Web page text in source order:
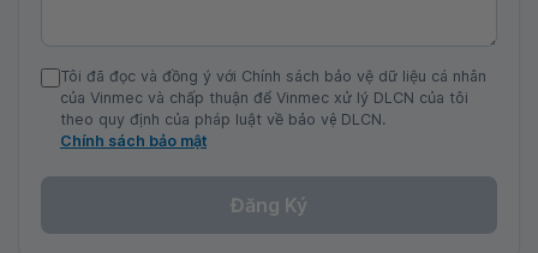
Tôi đã đọc và đồng ý với Chính sách bảo vệ dữ liệu cá nhân
của Vinmec và chấp thuận để Vinmec xử lý DLCN của tôi
theo quy định của pháp luật về bảo vệ DLCN.
Chính sách bảo mật
Đăng Ký